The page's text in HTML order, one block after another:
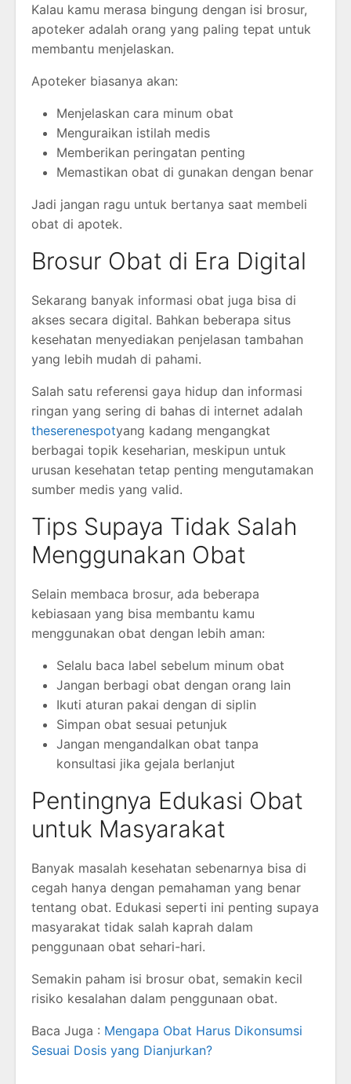
Kalau kamu merasa bingung dengan isi brosur,
apoteker adalah orang yang paling tepat untuk
membantu menjelaskan.
Apoteker biasanya akan:
Menjelaskan cara minum obat
Menguraikan istilah medis
Memberikan peringatan penting
Memastikan obat di gunakan dengan benar
Jadi jangan ragu untuk bertanya saat membeli
obat di apotek.
Brosur Obat di Era Digital
Sekarang banyak informasi obat juga bisa di
akses secara digital. Bahkan beberapa situs
kesehatan menyediakan penjelasan tambahan
yang lebih mudah di pahami.
Salah satu referensi gaya hidup dan informasi
ringan yang sering di bahas di internet adalah
theserenespotyang kadang mengangkat
berbagai topik keseharian, meskipun untuk
urusan kesehatan tetap penting mengutamakan
sumber medis yang valid.
Tips Supaya Tidak Salah
Menggunakan Obat
Selain membaca brosur, ada beberapa
kebiasaan yang bisa membantu kamu
menggunakan obat dengan lebih aman:
Selalu baca label sebelum minum obat
Jangan berbagi obat dengan orang lain
Ikuti aturan pakai dengan di siplin
Simpan obat sesuai petunjuk
Jangan mengandalkan obat tanpa
konsultasi jika gejala berlanjut
Pentingnya Edukasi Obat
untuk Masyarakat
Banyak masalah kesehatan sebenarnya bisa di
cegah hanya dengan pemahaman yang benar
tentang obat. Edukasi seperti ini penting supaya
masyarakat tidak salah kaprah dalam
penggunaan obat sehari-hari.
Semakin paham isi brosur obat, semakin kecil
risiko kesalahan dalam penggunaan obat.
Baca Juga : Mengapa Obat Harus Dikonsumsi
Sesuai Dosis yang Dianjurkan?